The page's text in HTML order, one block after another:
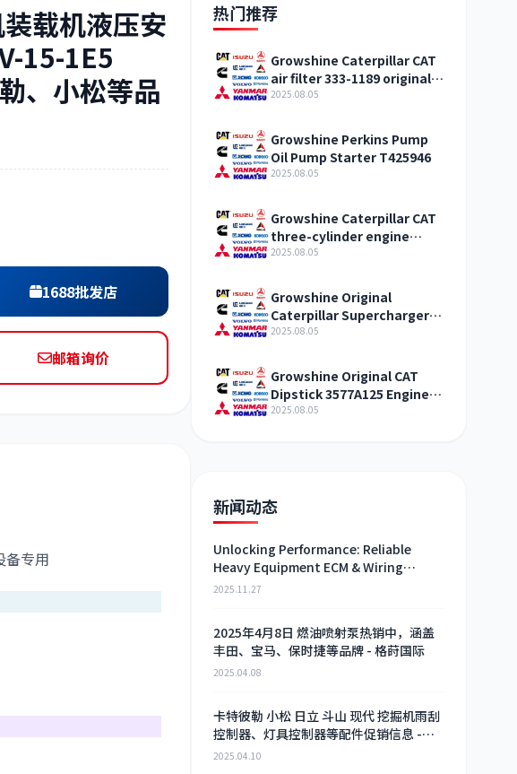
加藤 卡尔玛 杰西博
山猫 上柴
载机液压安
15-1E5
、小松等品
1688批发店
邮箱询价
备专用
热门推荐
Growshine Caterpillar CAT
air filter 333-1189 original
straight hair Qinghai
2025.08.05
Growshine Perkins Pump
Oil Pump Starter T425946
2025.08.05
Growshine Caterpillar CAT
three-cylinder engine
accessories fuel system
2025.08.05
Growshine Original
Caterpillar Supercharger
321-4994 Shandong
2025.08.05
Growshine Original CAT
Dipstick 3577A125 Engine
Maintenance Service
2025.08.05
新闻动态
Unlocking Performance: Reliable
Heavy Equipment ECM & Wiring
Harness Alternatives
2025.11.27
2025年4月8日 燃油喷射泵热销中，涵盖
丰田、宝马、保时捷等品牌 - 格莳国际
2025.04.08
卡特彼勒 小松 日立 斗山 现代 挖掘机雨刮
控制器、灯具控制器等配件促销信息 -
2025年4月9日
2025.04.10